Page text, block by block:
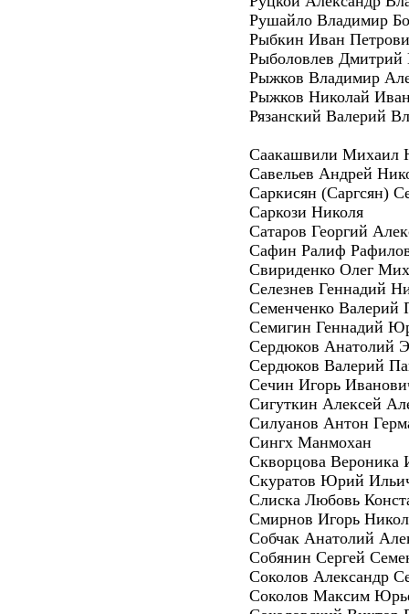
Рушайло Владимир
Рыбкин Иван
Рыболовлев Дмитрий
Рыжков Владимир
Рыжков Николай
Рязанский Валерий
Саакашвили Михаил
Савельев Андрей
Саркисян (Саргсян)
Саркози Николя
Сатаров Георгий
Сафин Ралиф
Свириденко Олег
Селезнев Геннадий
Семенченко Валерий
Семигин Геннадий
Сердюков Анатолий
Сердюков Валерий
Сечин Игорь
Сигуткин Алексей
Силуанов Антон
Сингх Манмохан
Скворцова Вероника
Скуратов Юрий
Слиска Любовь
Смирнов Игорь
Собчак Анатолий
Собянин Сергей
Соколов Александр
Соколов Максим